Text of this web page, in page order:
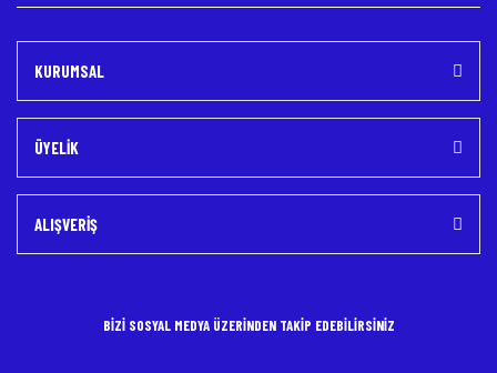
KURUMSAL
ÜYELİK
ALIŞVERİŞ
BİZİ SOSYAL MEDYA ÜZERİNDEN TAKİP EDEBİLİRSİNİZ